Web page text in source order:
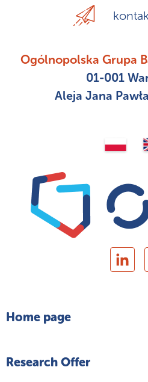
Ogólnopolska Grupa
01-001
Aleja Jana
Home page
Research Offer